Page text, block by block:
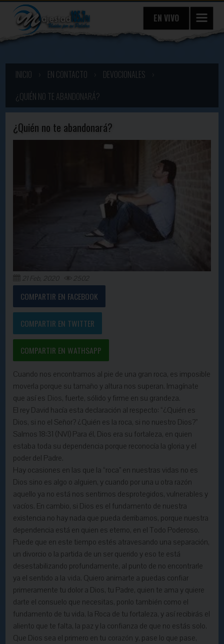
EN VIVO
INICIO EN CONTACTO DEVOCIONALES
¿QUIÉN NO TE ABANDONARÁ?
¿Quién no te abandonará?
21 Feb, 2020 2502
COMPARTIR EN FACEBOOK
COMPARTIR EN TWITTER
COMPARTIR EN WATHSAPP
Cuando nos encontramos al pie de una gran roca, es imposible
moverla porque su tamaño y altura nos superan. Imagínate
que así es Dios, fuerte, sólido y firme en su grandeza.
El rey David hacía esta declaración al respecto: “¿Quién es
Dios, si no el Señor? ¿Quién es la roca, si no nuestro Dios?”
Salmos 18:31 (NVI) Para él, Dios era su fortaleza, en quien
estaba toda su dependencia porque reconocía la gloria y el
poder del Padre.
Hay ocasiones en las que la “roca” en nuestras vidas no es
Dios sino es algo o alguien, y cuando por una u otra razón
aquello ya no está nos sentimos desprotegidos, vulnerables y
vacíos. En cambio, si Dios es el fundamento de nuestra
existencia no hay nada que pueda derribarnos, porque nuestra
dependencia está en quien es eterno, en el Todo Poderoso.
Puede que en este tiempo estés atravesando una separación,
un divorcio o la partida de un ser querido y eso te está
desestabilizando profundamente, al punto de no encontrarle
ya el sentido a la vida. Quiero animarte a puedas confiar
primeramente tu dolor a Dios, tu Padre, quien te ama y quiere
darte el consuelo que necesitas, ponlo también como el
fundamento de tu vida, la Roca de tu fortaleza, y así recibirás el
aliento que te falta, la paz y la confianza de que no estás solo.
Que Dios sea el primero en tu corazón y, pase lo que pase,